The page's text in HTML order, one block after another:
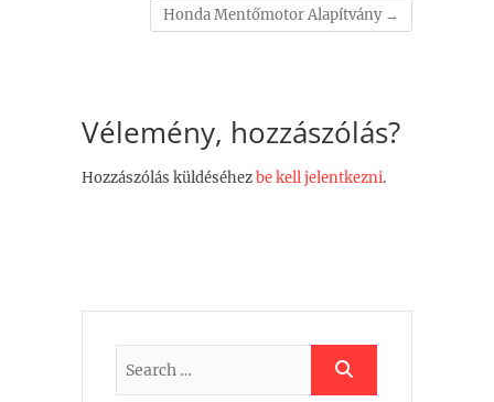
Honda Mentőmotor Alapítvány →
Vélemény, hozzászólás?
Hozzászólás küldéséhezbe kell jelentkezni.